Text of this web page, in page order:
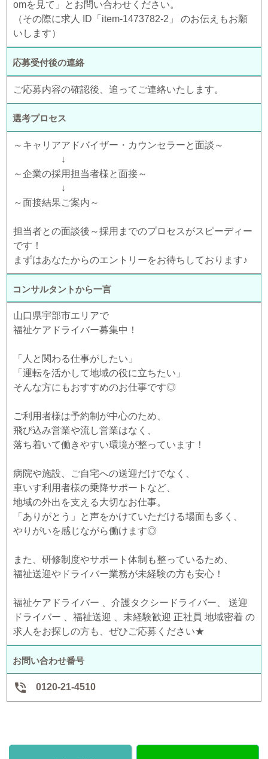
omを見て」とお問い合わせください。
（その際に求人 ID「item-1473782-2」 のお伝えもお願
いします）
応募受付後の連絡
ご応募内容の確認後、追ってご連絡いたします。
選考プロセス
～キャリアアドバイザー・カウンセラーと面談～
↓
～企業の採用担当者様と面接～
↓
～面接結果ご案内～
担当者との面談後～採用までのプロセスがスピーディー
です！
まずはあなたからのエントリーをお待ちしております♪
コンサルタントから一言
山口県宇部市エリアで
福祉ケアドライバー募集中！
「人と関わる仕事がしたい」
「運転を活かして地域の役に立ちたい」
そんな方にもおすすめのお仕事です◎
ご利用者様は予約制が中心のため、
飛び込み営業や流し営業はなく、
落ち着いて働きやすい環境が整っています！
病院や施設、ご自宅への送迎だけでなく、
車いす利用者様の乗降サポートなど、
地域の外出を支える大切なお仕事。
「ありがとう」と声をかけていただける場面も多く、
やりがいを感じながら働けます◎
また、研修制度やサポート体制も整っているため、
福祉送迎やドライバー業務が未経験の方も安心！
福祉ケアドライバー 、介護タクシードライバー、 送迎
ドライバー 、福祉送迎 、未経験歓迎 正社員 地域密着 の
求人をお探しの方も、ぜひご応募ください★
お問い合わせ番号
 0120-21-4510